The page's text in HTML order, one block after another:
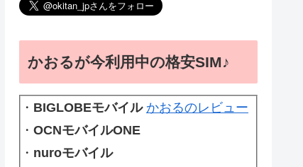
かおるが今利用中の格安SIM♪
・ BIGLOBEモバイル かおるのレビュー
・ OCNモバイルONE
・ nuroモバイル